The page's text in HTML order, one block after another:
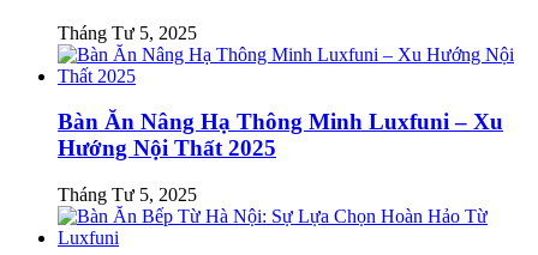
Tháng Tư 5, 2025
Bàn Ăn Nâng Hạ Thông Minh Luxfuni – Xu
Hướng Nội Thất 2025
Tháng Tư 5, 2025